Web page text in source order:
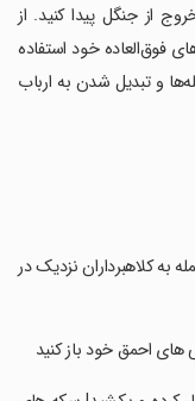
از جنگل پیدا کنید. از
فوق‌العاده خود استفاده
و تبدیل شدن به ارباب
کلاهبرداران نزدیک در
احمق خود باز کنید